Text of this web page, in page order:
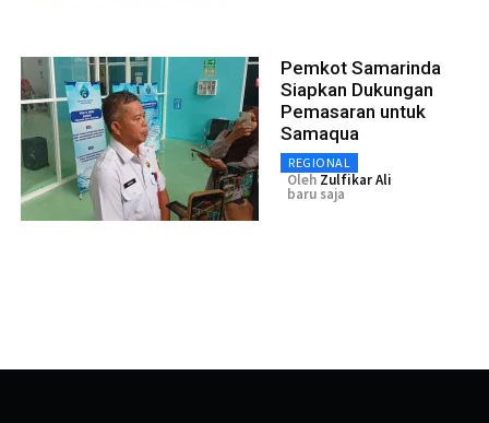
Pemkot Samarinda
Siapkan Dukungan
Pemasaran untuk
Samaqua
REGIONAL
Oleh Zulfikar Ali
baru saja